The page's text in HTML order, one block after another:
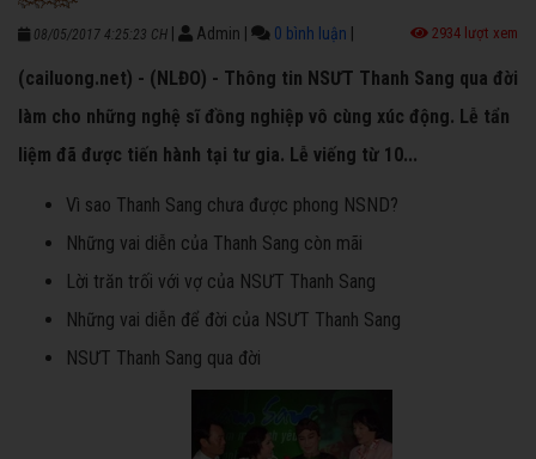
08/05/2017 4:25:23 CH Admin 0 bình luận 2934 lượt xem
(cailuong.net) - (NLĐO) - Thông tin NSƯT Thanh Sang qua đời
làm cho những nghệ sĩ đồng nghiệp vô cùng xúc động. Lễ tẩn
liệm đã được tiến hành tại tư gia. Lễ viếng từ 10...
Vì sao Thanh Sang chưa được phong NSND?
Những vai diễn của Thanh Sang còn mãi
Lời trăn trối với vợ của NSƯT Thanh Sang
Những vai diễn để đời của NSƯT Thanh Sang
NSƯT Thanh Sang qua đời